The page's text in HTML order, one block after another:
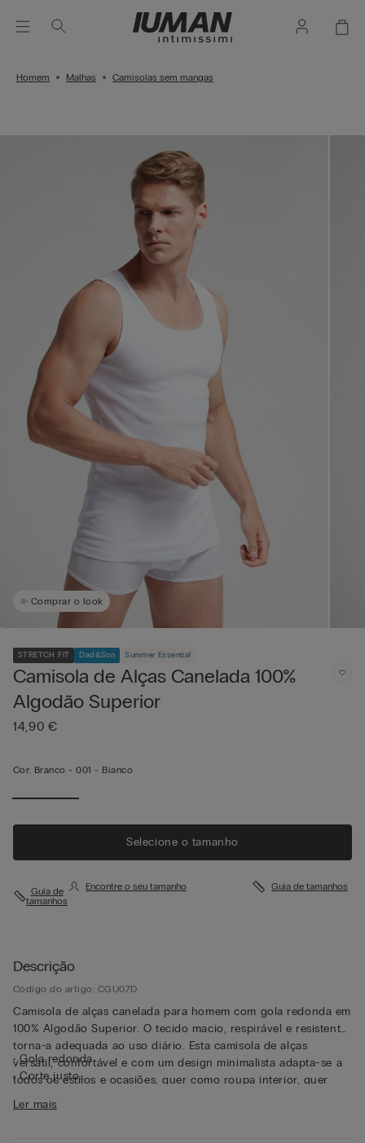
Homem Malhas Camisolas sem mangas
Comprar o look
STRETCH FIT Dad&Son Summer Essential
Camisola de Alças Canelada 100%
Algodão Superior
14,90 €
Cor: Branco -001 - Bianco
Selecione o tamanho
Guia de
tamanhos
Encontre o seu tamanho Guia de tamanhos
Descrição
Código do artigo: CGU07D
Camisola de alças canelada para homem com gola redonda em
100% Algodão Superior. O tecido macio, respirável e resistente
torna-a adequada ao uso diário. Esta camisola de alças
versátil, confortável e com um design minimalista adapta-se a
todos os estilos e ocasiões, quer como roupa interior, quer
como peça para vestir por baixo de uma camisa aberta para
um visual descontraído. Adapta-se perfeitamente às formas do
• Gola redonda
• Corte justo
Ler mais